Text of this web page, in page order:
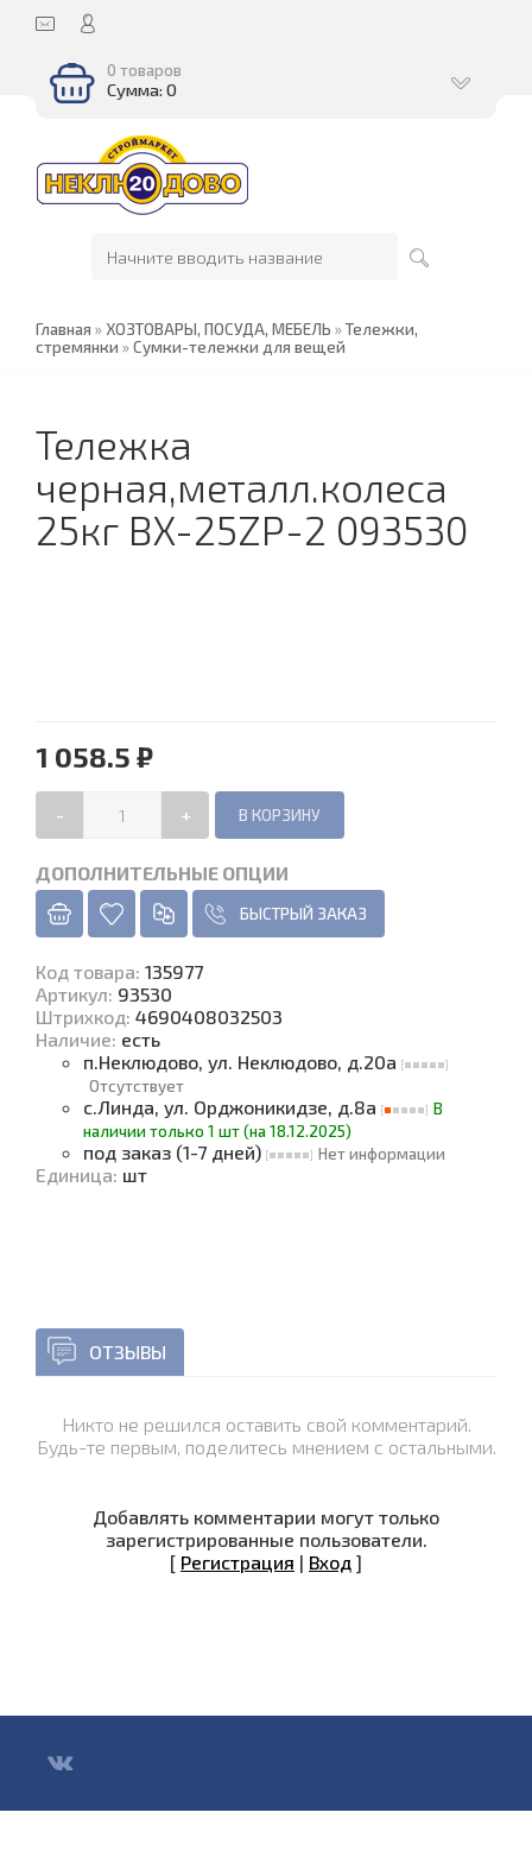
0 товаров
Сумма: 0
Главная » ХОЗТОВАРЫ, ПОСУДА, МЕБЕЛЬ »Тележки,
стремянки »Сумки-тележки для вещей
Тележка
черная,металл.колеса
25кг BX-25ZP-2 093530
1 058.5 ₽
- +
ДОПОЛНИТЕЛЬНЫЕ ОПЦИИ
БЫСТРЫЙ ЗАКАЗ
Код товара: 135977
Артикул: 93530
Штрихкод: 4690408032503
Наличие: есть
п.Неклюдово, ул. Неклюдово, д.20а
Отсутствует
с.Линда, ул. Орджоникидзе, д.8а
В
наличии только 1 шт (на 18.12.2025)
под заказ (1-7 дней) Нет информации
Единица: шт
ОТЗЫВЫ
Никто не решился оставить свой комментарий.
Будь-те первым, поделитесь мнением с остальными.
Добавлять комментарии могут только
зарегистрированные пользователи.
[ Регистрация | Вход ]